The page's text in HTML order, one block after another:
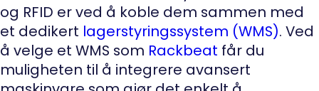
og RFID er ved å koble dem sammen med
et dedikert lagerstyringssystem (WMS). Ved
å velge et WMS som Rackbeat får du
muligheten til å integrere avansert